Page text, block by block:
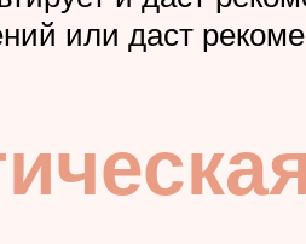
или даст